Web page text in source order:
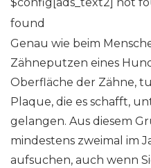
found
Genau wie beim
Zähneputzen eines
Oberfläche der Zähne,
Plaque, die es schafft,
gelangen. Aus diesem
mindestens zweimal im
aufsuchen, auch wenn